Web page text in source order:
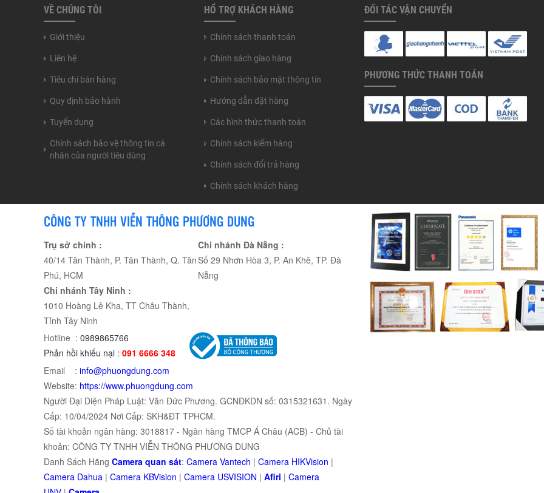
VỀ CHÚNG TÔI
Giới thiệu
Liên hệ
Tiêu chí bán hàng
Quy định bảo hành
Tuyển dụng
Chính sách bảo vệ thông tin cá
nhân của người tiêu dùng
HỔ TRỢ KHÁCH HÀNG
Chính sách thanh toán
Chính sách giao hàng
Chính sách bảo mật thông tin
Hướng dẫn đặt hàng
Các hình thức thanh toán
Chính sách kiểm hàng
Chính sách đổi trả hàng
Chính sách khách hàng
ĐỐI TÁC VẬN CHUYỂN
PHƯƠNG THỨC THANH TOÁN
CÔNG TY TNHH VIỄN THÔNG PHƯƠNG DUNG
Trụ sở chính :
40/14 Tân Thành, P. Tân Thành, Q. Tân
Phú, HCM
Chi nhánh Đà Nẵng :
Số 29 Nhơn Hòa 3, P. An Khê, TP. Đà
Nẵng
Chi nhánh Tây Ninh :
1010 Hoàng Lê Kha, TT Châu Thành,
Tỉnh Tây Ninh
Hotline : 0989865766
Phản hồi khiếu nại : 091 6666 348
Email : info@phuongdung.com
Website: https://www.phuongdung.com
Người Đại Diện Pháp Luật: Văn Đức Phương. GCNĐKDN số: 0315321631. Ngày
Cấp: 10/04/2024 Nơi Cấp: SKH&ĐT TPHCM.
Số tài khoản ngân hàng: 3018817 - Ngân hàng TMCP Á Châu (ACB) - Chủ tài
khoản: CÔNG TY TNHH VIỄN THÔNG PHƯƠNG DUNG
Danh Sách Hãng Camera quan sát: Camera Vantech | Camera HIKVision |
Camera Dahua | Camera KBVision | Camera USVISION | Afiri | Camera